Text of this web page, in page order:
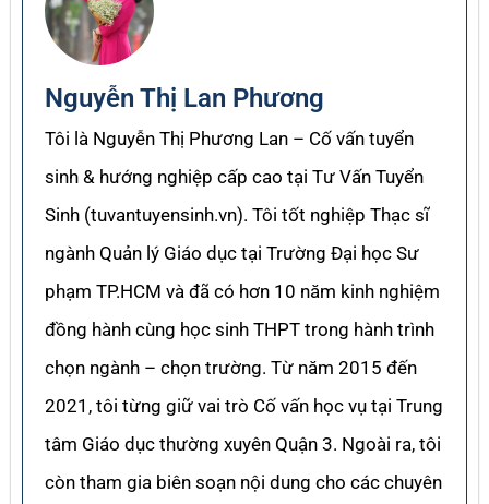
Nguyễn Thị Lan Phương
Tôi là Nguyễn Thị Phương Lan – Cố vấn tuyển
sinh & hướng nghiệp cấp cao tại Tư Vấn Tuyển
Sinh (tuvantuyensinh.vn). Tôi tốt nghiệp Thạc sĩ
ngành Quản lý Giáo dục tại Trường Đại học Sư
phạm TP.HCM và đã có hơn 10 năm kinh nghiệm
đồng hành cùng học sinh THPT trong hành trình
chọn ngành – chọn trường. Từ năm 2015 đến
2021, tôi từng giữ vai trò Cố vấn học vụ tại Trung
tâm Giáo dục thường xuyên Quận 3. Ngoài ra, tôi
còn tham gia biên soạn nội dung cho các chuyên